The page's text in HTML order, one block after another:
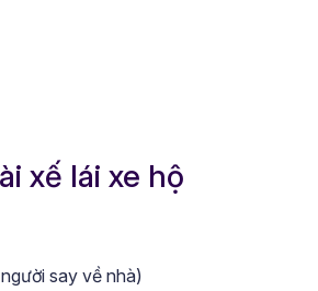
xế lái xe hộ
say về nhà)